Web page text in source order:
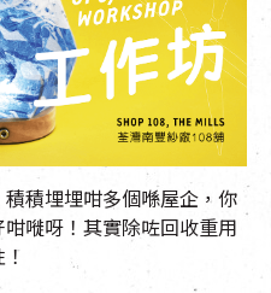
積埋埋咁多個喺屋企，你
嘥呀！其實除咗回收重用